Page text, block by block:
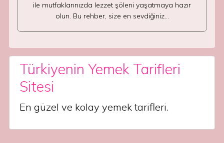
ile mutfaklarınızda lezzet şöleni yaşatmaya hazır
olun. Bu rehber, size en sevdiğiniz…
Türkiyenin Yemek Tarifleri
Sitesi
En güzel ve kolay yemek tarifleri.